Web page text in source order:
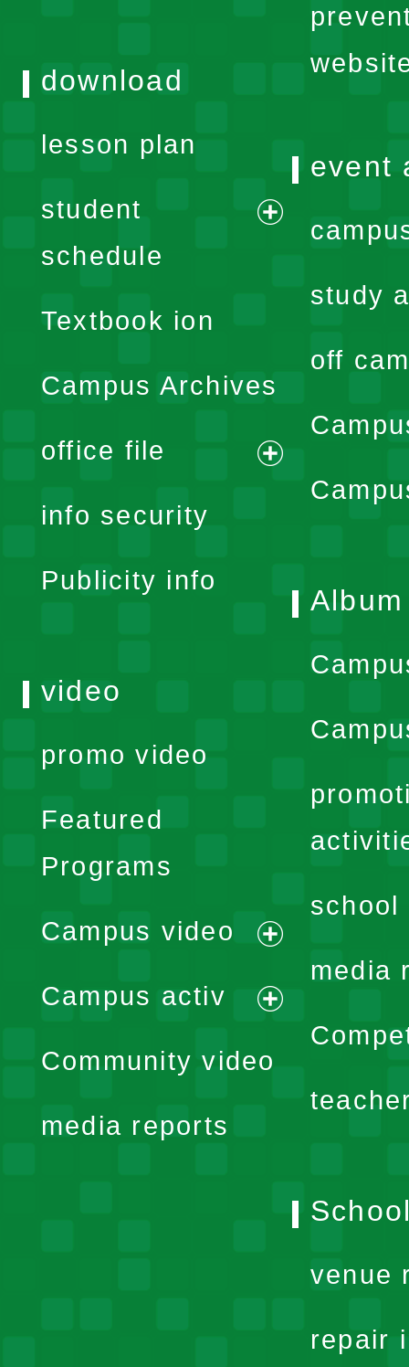
download
lesson plan
student
schedule
expand
menu
Textbook ion
Campus Archives
office file
expand
info security
Publicity info
event
study
off
Album
school
media
video
promo video
Featured
Programs
Campus video
expand
menu
Campus activ
expand
Community video
media reports
venue
repair